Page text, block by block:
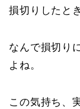
損切りしたと
なんで損切り
よね。
この気持ち、